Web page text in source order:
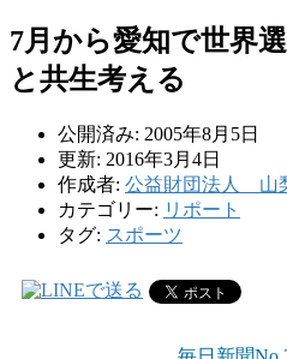
7月から愛知で世界
と共生考える
公開済み: 2005年8月5日
更新: 2016年3月4日
作成者: 公益財団法人 山
カテゴリー: リポート
タグ: スポーツ